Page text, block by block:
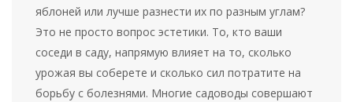
яблоней или лучше разнести их по разным углам?
Это не просто вопрос эстетики. То, кто ваши
соседи в саду, напрямую влияет на то, сколько
урожая вы соберете и сколько сил потратите на
борьбу с болезнями. Многие садоводы совершают